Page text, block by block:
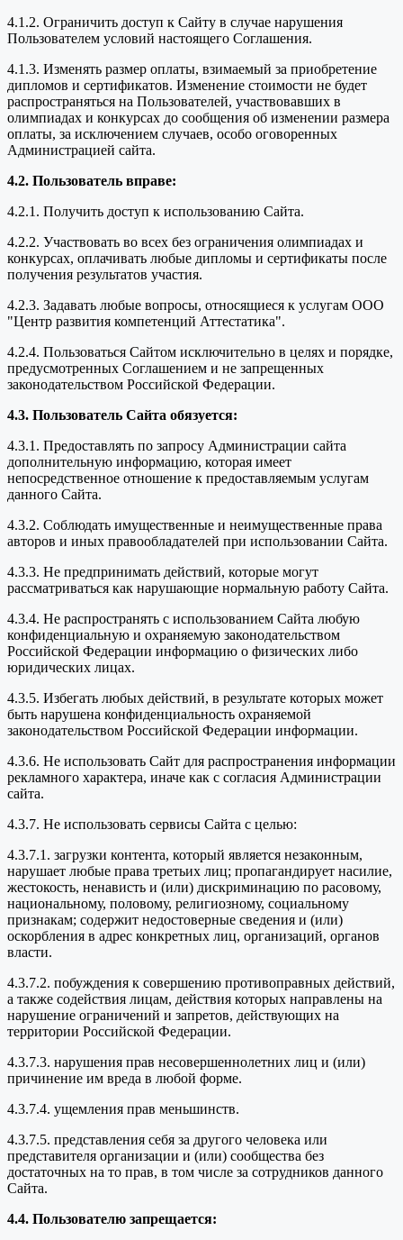
4.1.2. Ограничить доступ к Сайту в случае нарушения
Пользователем условий настоящего Соглашения.
4.1.3. Изменять размер оплаты, взимаемый за приобретение
дипломов и сертификатов. Изменение стоимости не будет
распространяться на Пользователей, участвовавших в
олимпиадах и конкурсах до сообщения об изменении размера
оплаты, за исключением случаев, особо оговоренных
Администрацией сайта.
4.2. Пользователь вправе:
4.2.1. Получить доступ к использованию Сайта.
4.2.2. Участвовать во всех без ограничения олимпиадах и
конкурсах, оплачивать любые дипломы и сертификаты после
получения результатов участия.
4.2.3. Задавать любые вопросы, относящиеся к услугам ООО
"Центр развития компетенций Аттестатика".
4.2.4. Пользоваться Сайтом исключительно в целях и порядке,
предусмотренных Соглашением и не запрещенных
законодательством Российской Федерации.
4.3. Пользователь Сайта обязуется:
4.3.1. Предоставлять по запросу Администрации сайта
дополнительную информацию, которая имеет
непосредственное отношение к предоставляемым услугам
данного Сайта.
4.3.2. Соблюдать имущественные и неимущественные права
авторов и иных правообладателей при использовании Сайта.
4.3.3. Не предпринимать действий, которые могут
рассматриваться как нарушающие нормальную работу Сайта.
4.3.4. Не распространять с использованием Сайта любую
конфиденциальную и охраняемую законодательством
Российской Федерации информацию о физических либо
юридических лицах.
4.3.5. Избегать любых действий, в результате которых может
быть нарушена конфиденциальность охраняемой
законодательством Российской Федерации информации.
4.3.6. Не использовать Сайт для распространения информации
рекламного характера, иначе как с согласия Администрации
сайта.
4.3.7. Не использовать сервисы Сайта с целью:
4.3.7.1. загрузки контента, который является незаконным,
нарушает любые права третьих лиц; пропагандирует насилие,
жестокость, ненависть и (или) дискриминацию по расовому,
национальному, половому, религиозному, социальному
признакам; содержит недостоверные сведения и (или)
оскорбления в адрес конкретных лиц, организаций, органов
власти.
4.3.7.2. побуждения к совершению противоправных действий,
а также содействия лицам, действия которых направлены на
нарушение ограничений и запретов, действующих на
территории Российской Федерации.
4.3.7.3. нарушения прав несовершеннолетних лиц и (или)
причинение им вреда в любой форме.
4.3.7.4. ущемления прав меньшинств.
4.3.7.5. представления себя за другого человека или
представителя организации и (или) сообщества без
достаточных на то прав, в том числе за сотрудников данного
Сайта.
4.4. Пользователю запрещается: